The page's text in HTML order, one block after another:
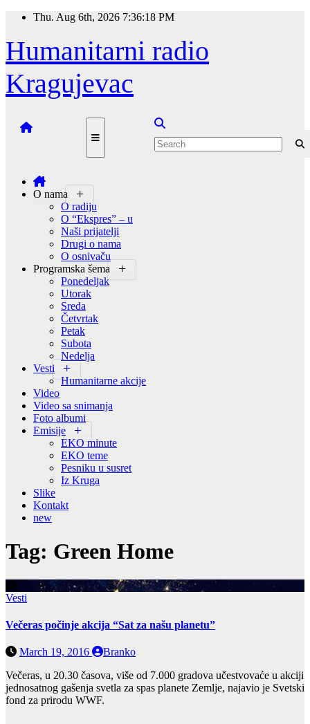
Skip
content
Thu. Aug 6th, 2026 7:36:19 PM
Humanitarni radio
Kragujevac
O nama
O radiju
O “Ekspres” – u
Naši prijatelji
Drugi o nama
O osnivaču
Programska šema
Ponedeljak
Utorak
Sreda
Četvrtak
Petak
Subota
Nedelja
Vesti
Humanitarne akcije
Video
Video sa snimanja
Foto albumi
Emisije
EKO minute
EKO teme
Pesniku u susret
Iz Kruga
Slike
Kontakt
new
Tag: Green Home
Vesti
Večeras počinje akcija “Sat za našu planetu”
March 19, 2016
Branko
Večeras, u 20.30 časova, više od 7.000 gradova učestvovaće u akciji
jednosatnog gašenja svetla za spas planete Zemlje, najavio je Svetski
fond za prirodu WWF.